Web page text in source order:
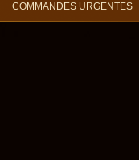
COMMANDES URGENTES